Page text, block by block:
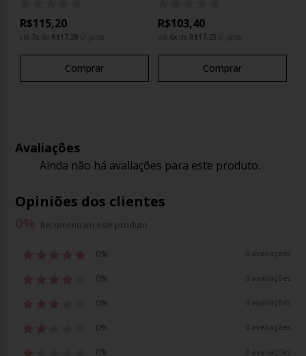
R$115,20
até 7x de R$17,28 c/ juros
Comprar
R$103,40
até 6x de R$17,23 s/ juros
Comprar
Avaliações
Ainda não há avaliações para este produto.
Opiniões dos clientes
Recomendam este produto
0% 0 avaliações
0% 0 avaliações
0% 0 avaliações
0% 0 avaliações
0% 0 avaliações